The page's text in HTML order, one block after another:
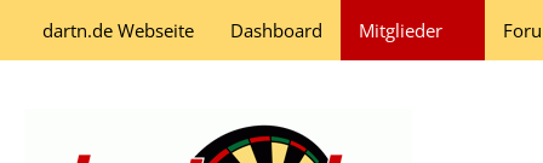
dartn.de Webseite Dashboard Mitglieder